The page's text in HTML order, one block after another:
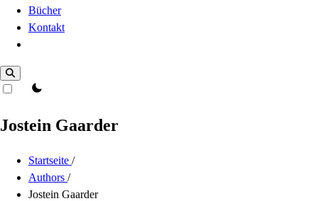
Bücher
Kontakt
theme switcher
Jostein Gaarder
Startseite /
Authors /
Jostein Gaarder